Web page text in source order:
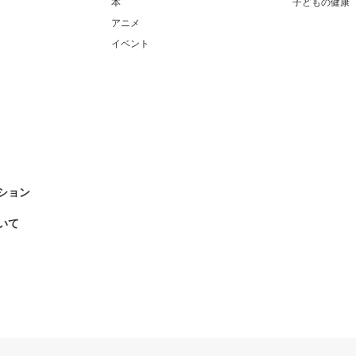
本
アニメ
イベント
子どもの健康
ョン
て